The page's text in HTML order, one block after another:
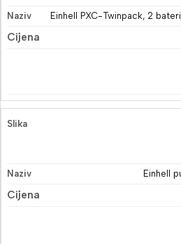
Einhell PXC-Twinpack, 2
Einhell